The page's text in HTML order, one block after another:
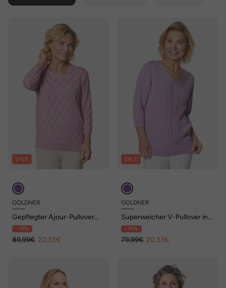
SALE
GOLDNER
Gepflegter Ajour-Pullover
mit femininen Durchbrüchen
- 77%
89,99€ 20,33€
SALE
GOLDNER
Superweicher V-Pullover in
Leichtstrick
- 75%
79,99€ 20,33€